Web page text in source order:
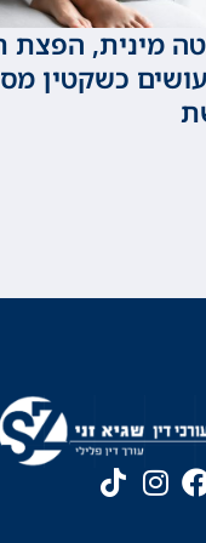
מינית, הפצת
כשקטין